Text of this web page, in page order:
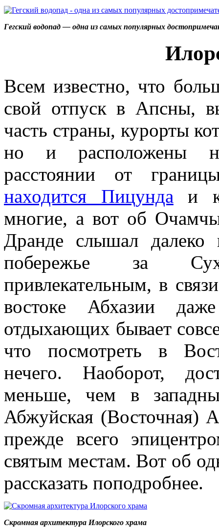
Гегский водопад — одна из самых популярных
Всем известно, что
свой отпуск в Апсны,
часть страны, курорты
но и расположены
расстоянии от
находится Пицунда и
многие, а вот об
Дранде слышал
побережье за
привлекательным, в
востоке Абхазии
отдыхающих бывает
что посмотреть в
нечего. Наоборот,
меньше, чем в
Абжуйская (Восточная)
прежде всего
святым местам. Вот об
рассказать поподробнее.
Скромная архитектура Илорского храма